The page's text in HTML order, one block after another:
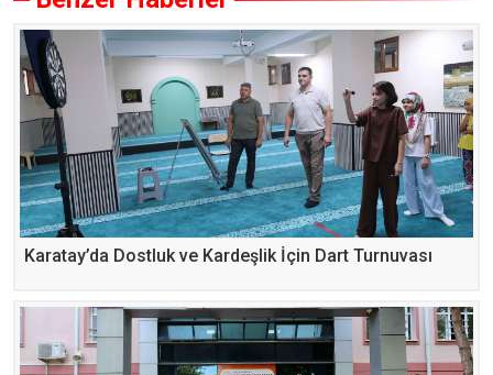
Karatay’da Dostluk ve Kardeşlik İçin Dart Turnuvası